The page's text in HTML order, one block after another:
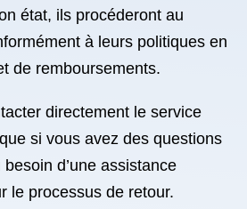
état, ils procéderont au
à leurs politiques en
de remboursements.
directement le service
si vous avez des questions
d’une assistance
le processus de retour.